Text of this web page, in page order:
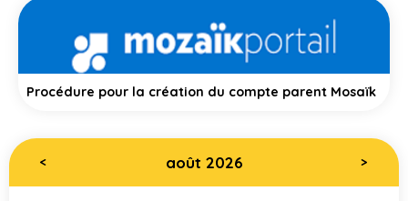
Procédure pour la création du compte parent Mosaïk
< août 2026 >